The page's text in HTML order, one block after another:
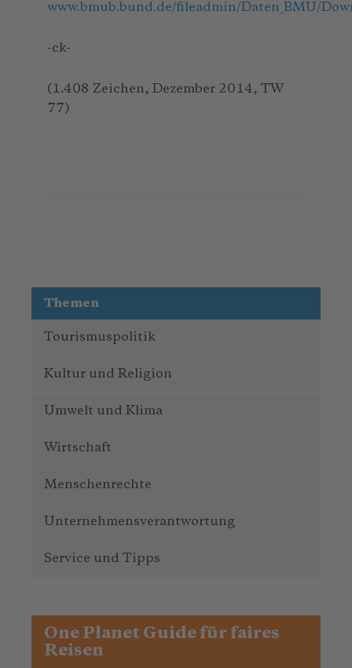
www.bmub.bund.de/fileadmin/Daten_BMU/
-ck-
(1.408 Zeichen, Dezember 2014, TW
77)
Themen
Tourismuspolitik
Kultur und Religion
Umwelt und Klima
Wirtschaft
Menschenrechte
Unternehmensverantwortung
Service und Tipps
One Planet Guide für faires
Reisen